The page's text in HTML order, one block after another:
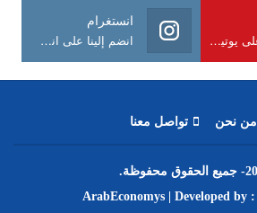
انضم إلينا على يوتيوب
انستغرام
انضم إلينا على انستغرام
من نحن تواصل معنا
ArabEconomys | Developed by :